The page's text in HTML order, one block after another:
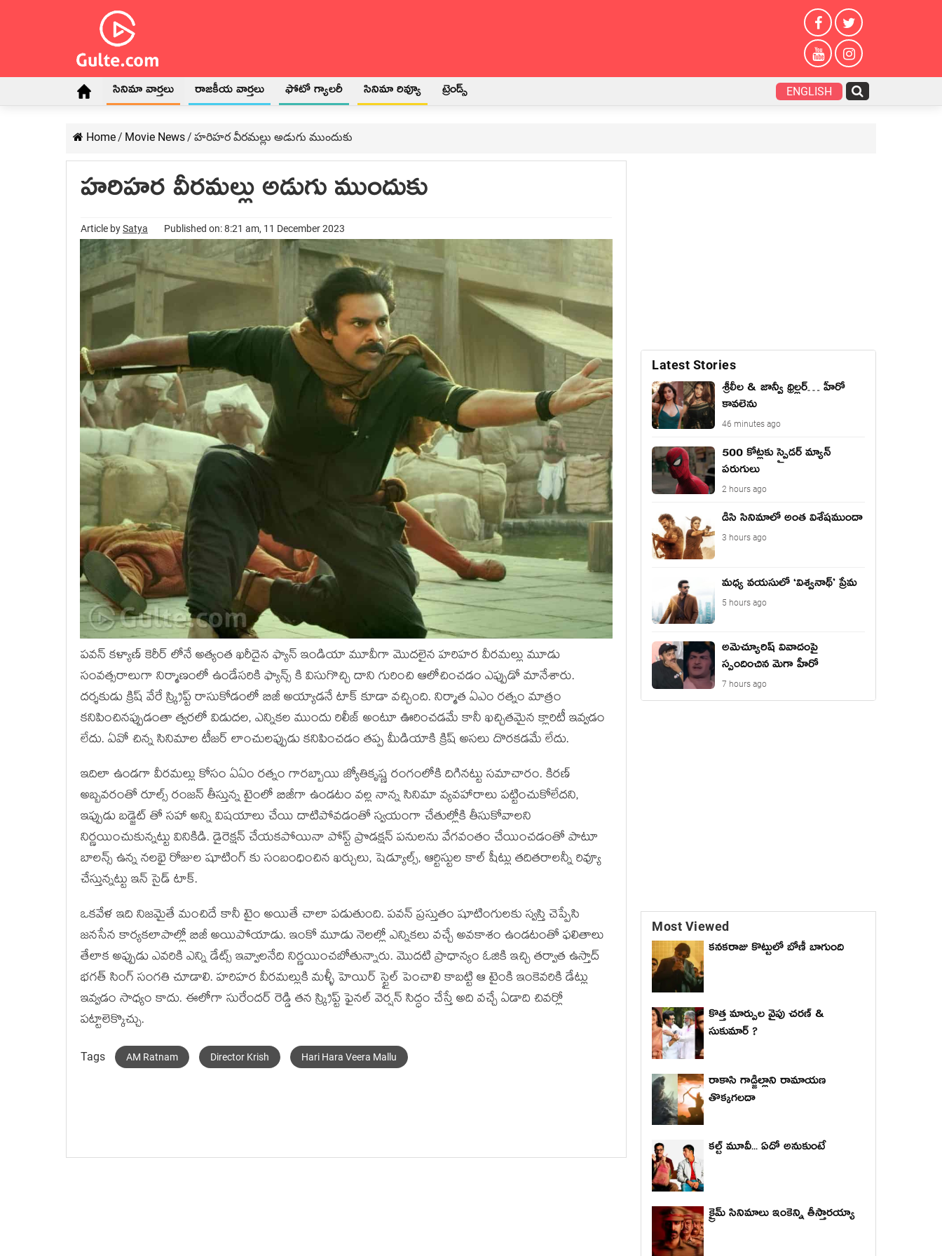
సినిమా వార్తలు రాజకీయ వార్తలు ఫోటో గ్యాలరీ సినిమా రివ్యూ ట్రెండ్స్ ENGLISH
Home/ Movie News/ హరిహర వీరమల్లు అడుగు ముందుకు
హరిహర వీరమల్లు అడుగు ముందుకు
Article bySatya Published on: 8:21 am, 11 December 2023
పవన్ కళ్యాణ్ కెరీర్ లోనే అత్యంత ఖరీదైన ఫ్యాన్ ఇండియా మూవీగా మొదలైన హరిహర వీరమల్లు మూడు
సంవత్సరాలుగా నిర్మాణంలో ఉండేసరికి ఫ్యాన్స్ కి విసుగొచ్చి దాని గురించి ఆలోచించడం ఎప్పుడో మానేశారు.
దర్శకుడు క్రిష్ వేరే స్క్రిప్ట్ రాసుకోడంలో బిజీ అయ్యాడనే టాక్ కూడా వచ్చింది. నిర్మాత ఏఎం రత్నం మాత్రం
కనిపించినప్పుడంతా త్వరలో విడుదల, ఎన్నికల ముందు రిలీజ్ అంటూ ఊరించడమే కానీ ఖచ్చితమైన క్లారిటీ ఇవ్వడం
లేదు. ఏవో చిన్న సినిమాల టీజర్ లాంచులప్పుడు కనిపించడం తప్ప మీడియాకి క్రిష్ అసలు దొరకడమే లేదు.
ఇదిలా ఉండగా వీరమల్లు కోసం ఏఏం రత్నం గారబ్బాయి జ్యోతికృష్ణ రంగంలోకి దిగినట్టు సమాచారం. కిరణ్
అబ్బవరంతో రూల్స్ రంజన్ తీస్తున్న టైంలో బిజీగా ఉండటం వల్ల నాన్న సినిమా వ్యవహారాలు పట్టించుకోలేదని,
ఇప్పుడు బడ్జెట్ తో సహా అన్ని విషయాలు చేయి దాటిపోవడంతో స్వయంగా చేతుల్లోకి తీసుకోవాలని
నిర్ణయించుకున్నట్టు వినికిడి. డైరెక్షన్ చేయకపోయినా పోస్ట్ ప్రొడక్షన్ పనులను వేగవంతం చేయించడంతో పాటూ
బాలన్స్ ఉన్న నలభై రోజుల షూటింగ్ కు సంబంధించిన ఖర్చులు, షెడ్యూల్స్, ఆర్టిస్టుల కాల్ షీట్లు తదితరాలన్నీ రివ్యూ
చేస్తున్నట్టు ఇన్ సైడ్ టాక్.
ఒకవేళ ఇది నిజమైతే మంచిదే కానీ టైం అయితే చాలా పడుతుంది. పవన్ ప్రస్తుతం షూటింగులకు స్వస్తి చెప్పేసి
జనసేన కార్యకలాపాల్లో బిజీ అయిపోయాడు. ఇంకో మూడు నెలల్లో ఎన్నికలు వచ్చే అవకాశం ఉండటంతో ఫలితాలు
తేలాక అప్పుడు ఎవరికి ఎన్ని డేట్స్ ఇవ్వాలనేది నిర్ణయించబోతున్నారు. మొదటి ప్రాధాన్యం ఓజికి ఇచ్చి తర్వాత ఉస్తాద్
భగత్ సింగ్ సంగతి చూడాలి. హరిహర వీరమల్లుకి మళ్ళీ హెయిర్ స్టైల్ పెంచాలి కాబట్టి ఆ టైంకి ఇంకెవరికి డేట్లు
ఇవ్వడం సాధ్యం కాదు. ఈలోగా సురేందర్ రెడ్డి తన స్క్రిప్ట్ ఫైనల్ వెర్షన్ సిద్ధం చేస్తే అది వచ్చే ఏడాది చివర్లో
పట్టాలెక్కొచ్చు.
Tags AM Ratnam Director Krish Hari Hara Veera Mallu
Latest Stories
శ్రీలీల & జాన్వీ థ్రిల్లర్… హీరో
కావలెను
46 minutes ago
500 కోట్లకు స్పైడర్ మ్యాన్
పరుగులు
2 hours ago
డిసి సినిమాలో అంత విశేషముందా
3 hours ago
మధ్య వయసులో ‘విశ్వనాథ్’ ప్రేమ
5 hours ago
అమెచ్యూరిష్ వివాదంపై
స్పందించిన మెగా హీరో
7 hours ago
Most Viewed
కనకరాజు కొట్టులో బోణీ బాగుంది
కొత్త మార్పుల వైపు చరణ్ &
సుకుమార్ ?
రాకాసి గాడ్జిల్లాని రామాయణ
తొక్కగలదా
కల్ట్ మూవీ... ఏదో అనుకుంటే
క్రైమ్ సినిమాలు ఇంకెన్ని తీస్తారయ్యా